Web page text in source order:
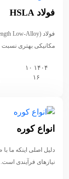
فولاد HSLA
مکانیکی بهتری نسبت
۱۴۰۴ ۱۰
۱۶
انواع کوره
دلیل اصلی اینکه ما
نیازهای فرآیندی است.